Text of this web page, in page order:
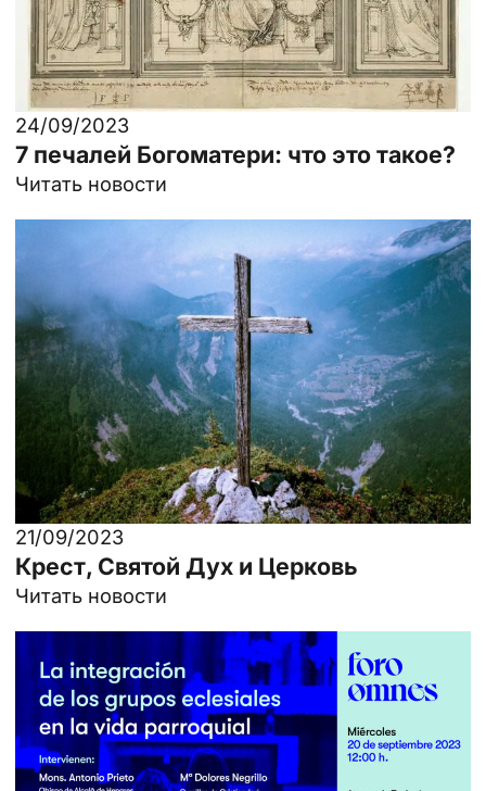
24/09/2023
7 печалей Богоматери: что это такое?
Читать новости
21/09/2023
Крест, Святой Дух и Церковь
Читать новости